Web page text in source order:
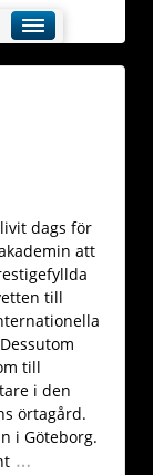
dags för
att
till
till
i den
örtagård.
i Göteborg.
…